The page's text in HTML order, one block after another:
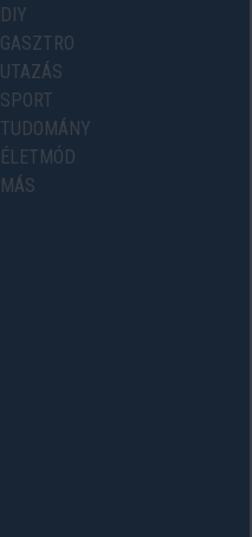
DIY
GASZTRO
UTAZÁS
SPORT
TUDOMÁNY
ÉLETMÓD
MÁS